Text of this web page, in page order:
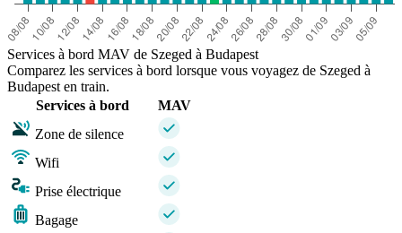
Services à bord MAV de Szeged à Budapest
Comparez les services à bord lorsque vous voyagez de Szeged à
Budapest en train.
Services à bord
MAV
Zone de silence
Wifi
Prise électrique
Bagage